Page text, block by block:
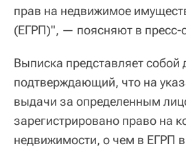
прав на недвижимое
(ЕГРП)", — поясняют в пресс-
Выписка представляет собой
подтверждающий, что на
выдачи за определенным
зарегистрировано право на
недвижимости, о чем в ЕГРП